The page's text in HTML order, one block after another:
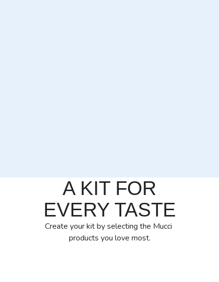
A KIT FOR
EVERY TASTE
Create your kit by selecting the Mucci
products you love most.